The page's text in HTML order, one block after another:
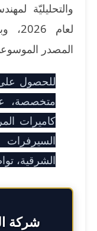
والتحليليّة
لعام
المصدر
للحصول
متخصصة،
كاميرات
السيرفرات
الشرقية،
شركة